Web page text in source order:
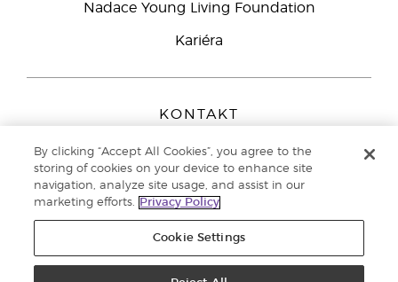
Nadace Young Living Foundation
Kariéra
KONTAKT
Peizerweg 97
9727 AJ Groningen
Netherlands
Zákaznická podpora800 144 066
By clicking “Accept All Cookies”, you agree to the
storing of cookies on your device to enhance site
navigation, analyze site usage, and assist in our
marketing efforts.
Privacy Policy
Cookie Settings